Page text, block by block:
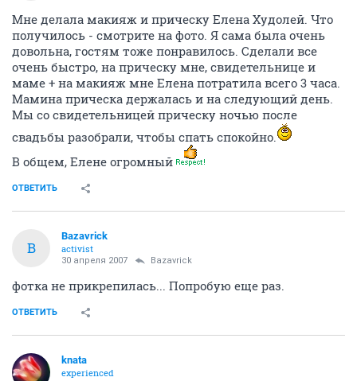
Мне делала макияж и прическу Елена Худолей. Что
получилось - смотрите на фото. Я сама была очень
довольна, гостям тоже понравилось. Сделали все
очень быстро, на прическу мне, свидетельнице и
маме + на макияж мне Елена потратила всего 3 часа.
Мамина прическа держалась и на следующий день.
Мы со свидетельницей прическу ночью после
свадьбы разобрали, чтобы спать спокойно.
В общем, Елене огромный
ОТВЕТИТЬ
B
Bazavrick
activist
30 апреля 2007 Bazavrick
фотка не прикрепилась... Попробую еще раз.
ОТВЕТИТЬ
knata
experienced